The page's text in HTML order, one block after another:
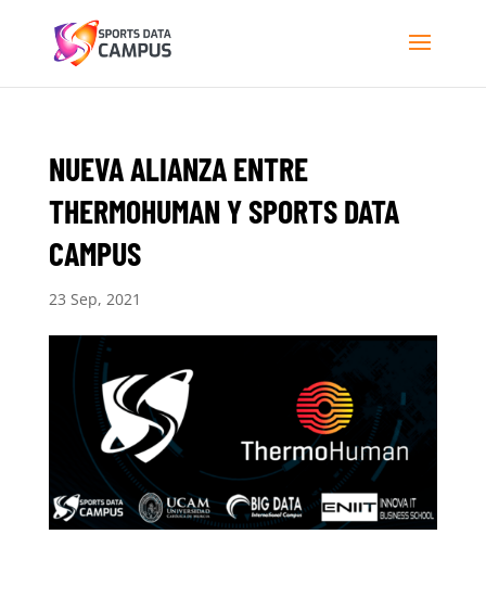
NUEVA ALIANZA ENTRE
THERMOHUMAN Y SPORTS DATA
CAMPUS
23 Sep, 2021